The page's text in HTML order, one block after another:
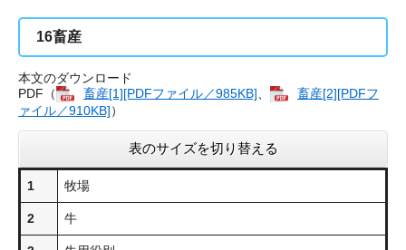
16畜産
本文のダウンロード
PDF（
畜産[1][PDFファイル／985KB]
畜産[2][PDFフ
ァイル／910KB]）
表のサイズを切り替える
1 牧場
2 牛